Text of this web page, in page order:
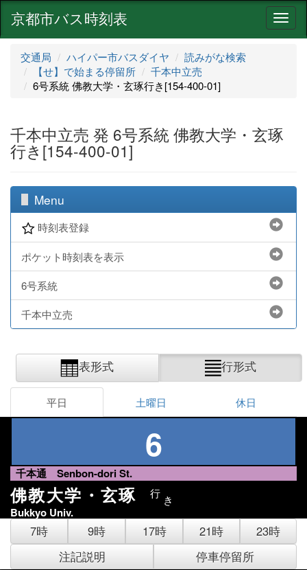
ナ
ビ
京都市バス時刻表
交通局 ハイパー市バスダイヤ
読みがな検索
【せ】で始まる停留所
千本中立売
6号系統 佛教大学・玄琢行き[154-400-01]
千本中立売 発 6号系統 佛教大学・玄琢
行き[154-400-01]
Menu
時刻表登録
ポケット時刻表を表示
6号系統
千本中立売
表形式 行形式
平日 土曜日 休日
6
千本通 Senbon-dori St.
佛教大学・玄琢 行 き
Bukkyo Univ.
7時 9時 17時 21時
23時
注記説明
停車停留所